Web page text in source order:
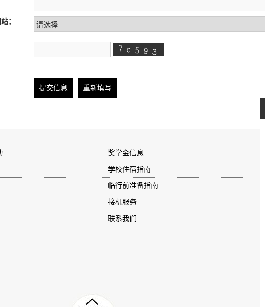
：
奖学金信息
学校住宿指南
临行前准备指南
接机服务
联系我们